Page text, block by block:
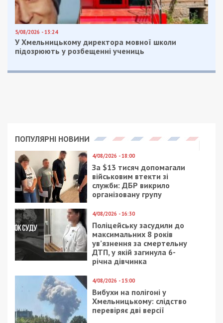
5/08/2026 - 13:24
У Хмельницькому директора мовної школи
підозрюють у розбещенні учениць
ПОПУЛЯРНІ НОВИНИ
4/08/2026 - 18:00
За $13 тисяч допомагали
військовим втекти зі
служби: ДБР викрило
організовану групу
4/08/2026 - 16:30
Поліцейську засудили до
максимальних 8 років
ув’язнення за смертельну
ДТП, у якій загинула 6-
річна дівчинка
4/08/2026 - 15:00
Вибухи на полігоні у
Хмельницькому: слідство
перевіряє дві версії